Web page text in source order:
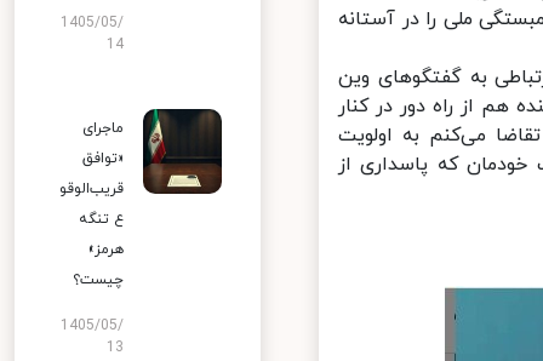
ملی را در آستانه
به گفتگوهای وین
هم از راه دور در کنار
می‌کنم به اولویت
که پاسداری از
1405/05/
14
ماجرای
«توافق
قریب‌الوقو
ع تنگه
هرمز»
چیست؟
1405/05/
13